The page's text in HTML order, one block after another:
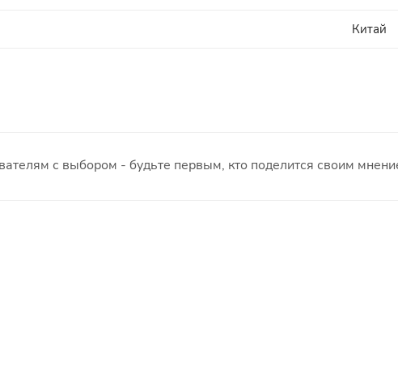
Китай
с выбором - будьте первым, кто поделится своим